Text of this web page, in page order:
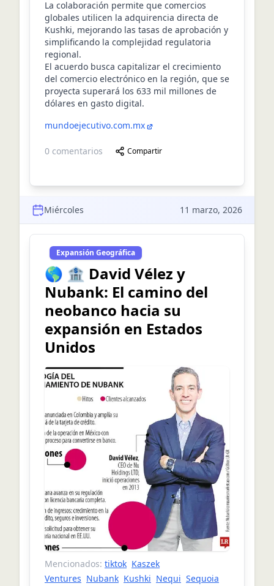
La colaboración permite que comercios
globales utilicen la adquirencia directa de
Kushki, mejorando las tasas de aprobación y
simplificando la complejidad regulatoria
regional.
El acuerdo busca capitalizar el crecimiento
del comercio electrónico en la región, que se
proyecta superará los 633 mil millones de
dólares en gasto digital.
mundoejecutivo.com.mx
0 comentarios Compartir
Miércoles 11 marzo, 2026
Expansión Geográfica
🌎 🏦 David Vélez y
Nubank: El camino del
neobanco hacia su
expansión en Estados
Unidos
Mencionados: tiktok Kaszek
Ventures Nubank Kushki Nequi Sequoia